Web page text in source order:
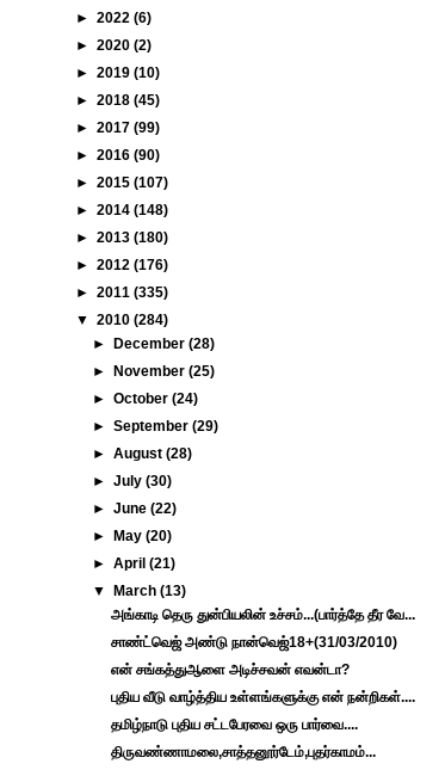
► 2022 (6)
► 2020 (2)
► 2019 (10)
► 2018 (45)
► 2017 (99)
► 2016 (90)
► 2015 (107)
► 2014 (148)
► 2013 (180)
► 2012 (176)
► 2011 (335)
▼ 2010 (284)
►
December(28)
►
November(25)
►October(24)
►September(29)
►August(28)
►July(30)
►June(22)
►
May(20)
►April(21)
▼
March(13)
அங்காடி தெரு துன்பியலின் உச்சம்...(பார்த்தே தீர வே...
சாண்ட்வெஜ் அண்டு நான்வெஜ்18+(31/03/2010)
என் சங்கத்துஆளை அடிச்சவன் எவன்டா?
புதிய வீடு வாழ்த்திய உள்ளங்களுக்கு என் நன்றிகள்....
தமிழ்நாடு புதிய சட்டபேரவை ஒரு பார்வை....
திருவண்ணாமலை,சாத்தனூர்டேம்,புதர்காமம்...